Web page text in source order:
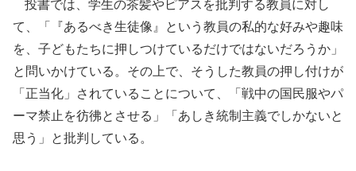
投書では、学生の茶髪やピアスを批判する教員に対し
て、「『あるべき生徒像』という教員の私的な好みや趣味
を、子どもたちに押しつけているだけではないだろうか」
と問いかけている。その上で、そうした教員の押し付けが
「正当化」されていることについて、「戦中の国民服やパ
ーマ禁止を彷彿とさせる」「あしき統制主義でしかないと
思う」と批判している。